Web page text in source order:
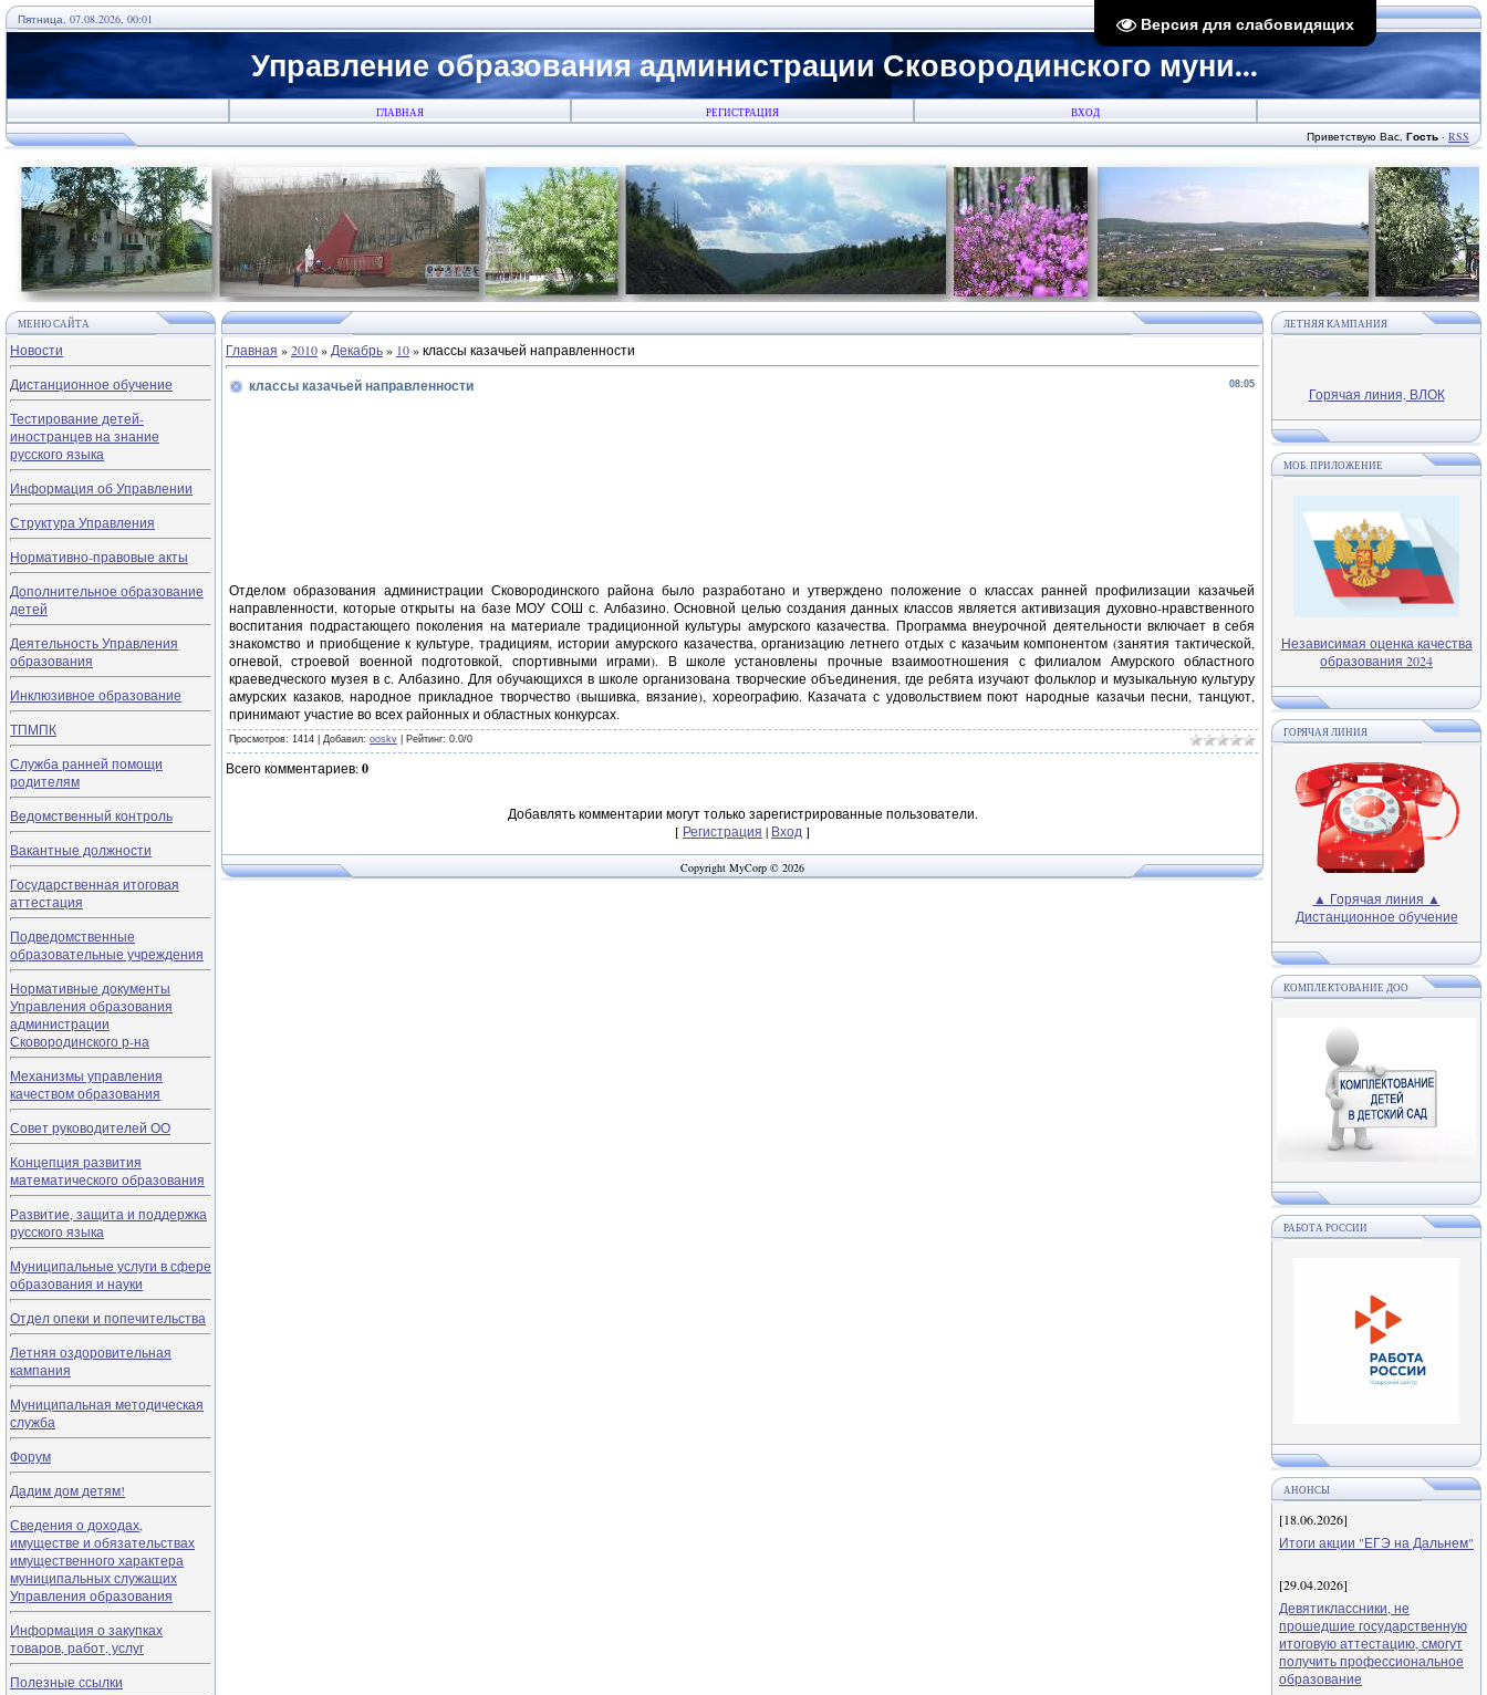
Версия для слабовидящих
Пятница, 07.08.2026, 00:01
Управление образования администрации Сковородинского муни...
ГЛАВНАЯ РЕГИСТРАЦИЯ ВХОД
Приветствую Вас, Гость · RSS
МЕНЮ САЙТА
Новости
Дистанционное обучение
Тестирование детей-
иностранцев на знание
русского языка
Информация об Управлении
Структура Управления
Нормативно-правовые акты
Дополнительное образование
детей
Деятельность Управления
образования
Инклюзивное образование
ТПМПК
Служба ранней помощи
родителям
Ведомственный контроль
Вакантные должности
Государственная итоговая
аттестация
Подведомственные
образовательные учреждения
Нормативные документы
Управления образования
администрации
Сковородинского р-на
Механизмы управления
качеством образования
Совет руководителей ОО
Концепция развития
математического образования
Развитие, защита и поддержка
русского языка
Муниципальные услуги в сфере
образования и науки
Отдел опеки и попечительства
Летняя оздоровительная
кампания
Муниципальная методическая
служба
Форум
Дадим дом детям!
Сведения о доходах,
имуществе и обязательствах
имущественного характера
муниципальных служащих
Управления образования
Информация о закупках
товаров, работ, услуг
Полезные ссылки
Главная »2010» Декабрь» 10» классы казачьей направленности
08:05
классы казачьей направленности
Отделом образования администрации Сковородинского района было разработано и утверждено положение о классах ранней профилизации казачьей
направленности, которые открыты на базе МОУ СОШ с. Албазино. Основной целью создания данных классов является активизация духовно-нравственного
воспитания подрастающего поколения на материале традиционной культуры амурского казачества. Программа внеурочной деятельности включает в себя
знакомство и приобщение к культуре, традициям, истории амурского казачества, организацию летнего отдых с казачьим компонентом (занятия тактической,
огневой, строевой военной подготовкой, спортивными играми). В школе установлены прочные взаимоотношения с филиалом Амурского областного
краеведческого музея в с. Албазино. Для обучающихся в школе организована творческие объединения, где ребята изучают фольклор и музыкальную культуру
амурских казаков, народное прикладное творчество (вышивка, вязание), хореографию. Казачата с удовольствием поют народные казачьи песни, танцуют,
принимают участие во всех районных и областных конкурсах.
Просмотров: 1414 | Добавил: ooskv Рейтинг: 0.0/0
Всего комментариев:0
Добавлять комментарии могут только зарегистрированные пользователи.
[ Регистрация | Вход ]
Copyright MyCorp © 2026
ЛЕТНЯЯ КАМПАНИЯ
Горячая линия, ВЛОК
МОБ. ПРИЛОЖЕНИЕ
Независимая оценка качества
образования 2024
ГОРЯЧАЯ ЛИНИЯ
▲ Горячая линия ▲
Дистанционное обучение
КОМПЛЕКТОВАНИЕ ДОО
РАБОТА РОССИИ
АНОНСЫ
[18.06.2026]
Итоги акции "ЕГЭ на Дальнем"
[29.04.2026]
Девятиклассники, не
прошедшие государственную
итоговую аттестацию, смогут
получить профессиональное
образование